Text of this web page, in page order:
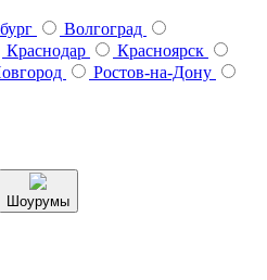
Волгоград
Краснодар
Красноярск
Ростов-на-Дону
Шоурумы